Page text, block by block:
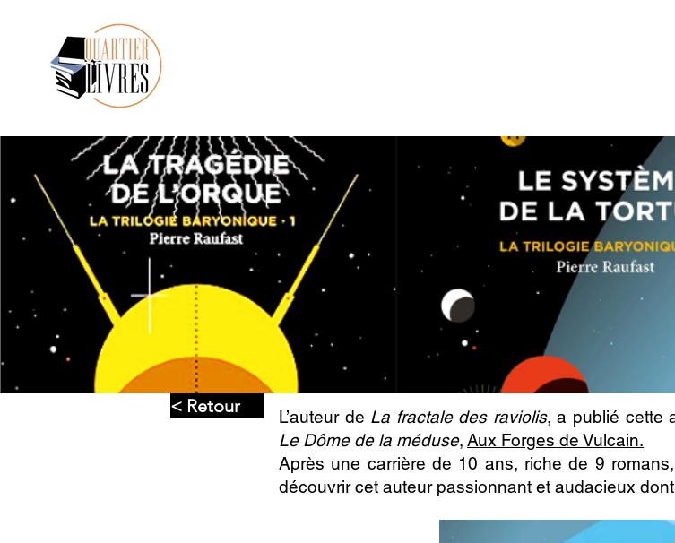
< Retour L’auteur de La fractale des raviolis, a publié cette
Le Dôme de la méduse, Aux Forges de Vulcain.
Après une carrière de 10 ans, riche de 9
découvrir cet auteur passionnant et audacieux